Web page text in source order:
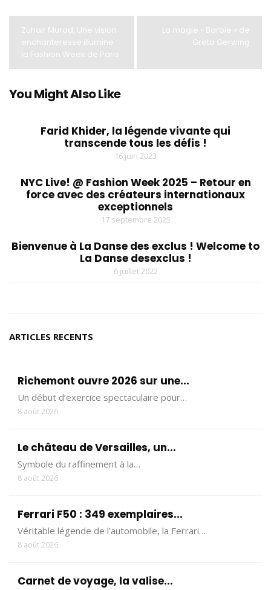
Zuhair Murad, Une vision
enchanteresse illumine
la Fashion Week de Paris
La magie « Barbie » de
Greta Gerwing
You Might Also Like
Farid Khider, la légende vivante qui
transcende tous les défis !
16 juin 2023
NYC Live! @ Fashion Week 2025 – Retour en
force avec des créateurs internationaux
exceptionnels
17 septembre 2025
Bienvenue à La Danse des exclus ! Welcome to
La Danse desexclus !
6 juillet 2022
ARTICLES RECENTS
Richemont ouvre 2026 sur une...
Un début d’exercice spectaculaire pour…
8 août 2026
Le château de Versailles, un...
Symbole du raffinement à la…
8 août 2026
Ferrari F50 : 349 exemplaires...
Véritable légende de l’automobile, la Ferrari…
8 août 2026
Carnet de voyage, la valise...